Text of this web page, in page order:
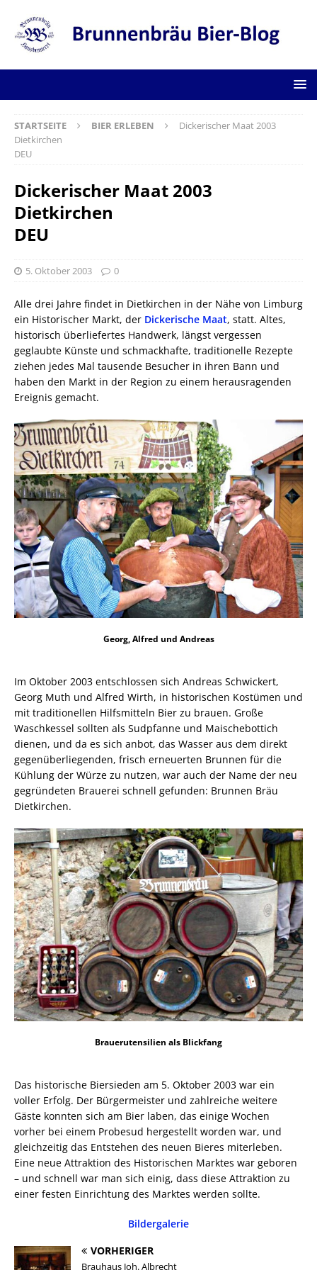
STARTSEITE BIER ERLEBEN
Dickerischer Maat 2003
Dietkirchen
DEU
Dickerischer Maat 2003
Dietkirchen
DEU
5. Oktober 2003 0
Alle drei Jahre findet in Dietkirchen in der Nähe von Limburg
ein Historischer Markt, der Dickerische Maat, statt. Altes,
historisch überliefertes Handwerk, längst vergessen
geglaubte Künste und schmackhafte, traditionelle Rezepte
ziehen jedes Mal tausende Besucher in ihren Bann und
haben den Markt in der Region zu einem herausragenden
Ereignis gemacht.
Georg, Alfred und Andreas
Im Oktober 2003 entschlossen sich Andreas Schwickert,
Georg Muth und Alfred Wirth, in historischen Kostümen und
mit traditionellen Hilfsmitteln Bier zu brauen. Große
Waschkessel sollten als Sudpfanne und Maischebottich
dienen, und da es sich anbot, das Wasser aus dem direkt
gegenüberliegenden, frisch erneuerten Brunnen für die
Kühlung der Würze zu nutzen, war auch der Name der neu
gegründeten Brauerei schnell gefunden: Brunnen Bräu
Dietkirchen.
Brauerutensilien als Blickfang
Das historische Biersieden am 5. Oktober 2003 war ein
voller Erfolg. Der Bürgermeister und zahlreiche weitere
Gäste konnten sich am Bier laben, das einige Wochen
vorher bei einem Probesud hergestellt worden war, und
gleichzeitig das Entstehen des neuen Bieres miterleben.
Eine neue Attraktion des Historischen Marktes war geboren
– und schnell war man sich einig, dass diese Attraktion zu
einer festen Einrichtung des Marktes werden sollte.
Bildergalerie
VORHERIGER
Brauhaus Joh. Albrecht